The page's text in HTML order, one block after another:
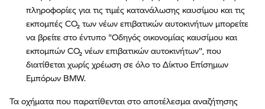
πληροφορίες για τις τιμές κατανάλωσης καυσίμου και τις
εκπομπές CO₂ των νέων επιβατικών αυτοκινήτων μπορείτε
να βρείτε στο έντυπο "Οδηγός οικονομίας καυσίμου και
εκπομπών CO₂ νέων επιβατικών αυτοκινήτων", που
διατίθεται χωρίς χρέωση σε όλο το Δίκτυο Επίσημων
Εμπόρων BMW.
Τα οχήματα που παρατίθενται στο αποτέλεσμα αναζήτησης